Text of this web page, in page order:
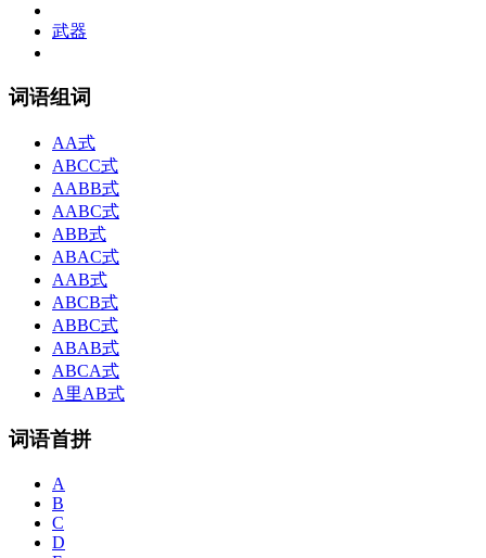
武器
词语组词
AA式
ABCC式
AABB式
AABC式
ABB式
ABAC式
AAB式
ABCB式
ABBC式
ABAB式
ABCA式
A里AB式
词语首拼
A
B
C
D